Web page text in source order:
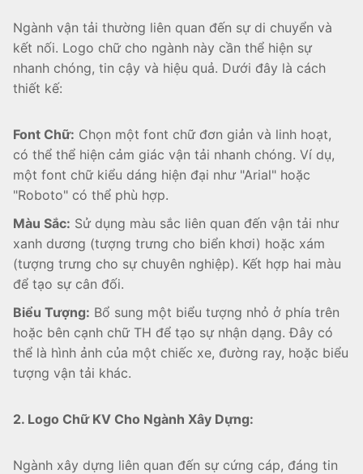
Ngành vận tải thường liên quan đến sự di chuyển và
kết nối. Logo chữ cho ngành này cần thể hiện sự
nhanh chóng, tin cậy và hiệu quả. Dưới đây là cách
thiết kế:
Font Chữ: Chọn một font chữ đơn giản và linh hoạt,
có thể thể hiện cảm giác vận tải nhanh chóng. Ví dụ,
một font chữ kiểu dáng hiện đại như "Arial" hoặc
"Roboto" có thể phù hợp.
Màu Sắc: Sử dụng màu sắc liên quan đến vận tải như
xanh dương (tượng trưng cho biển khơi) hoặc xám
(tượng trưng cho sự chuyên nghiệp). Kết hợp hai màu
để tạo sự cân đối.
Biểu Tượng: Bổ sung một biểu tượng nhỏ ở phía trên
hoặc bên cạnh chữ TH để tạo sự nhận dạng. Đây có
thể là hình ảnh của một chiếc xe, đường ray, hoặc biểu
tượng vận tải khác.
2. Logo Chữ KV Cho Ngành Xây Dựng:
Ngành xây dựng liên quan đến sự cứng cáp, đáng tin